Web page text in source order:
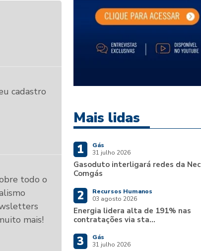
cadastro
todo o
mais!
Mais lidas
1
Gás
31 julho 2026
Gasoduto interligará redes da
Comgás
2
Recursos Humanos
03 agosto 2026
Energia lidera alta de 191% nas
contratações via sta...
3
Gás
31 julho 2026